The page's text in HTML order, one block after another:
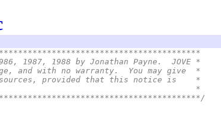
1987, 1988 by Jonathan Payne.  JOVE *
and with no warranty.  You may give  *
sources, provided that this notice is    *
*